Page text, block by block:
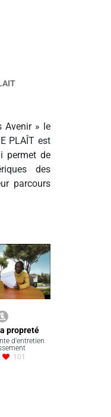
Avenir » le
PLAÎT est
permet de
des
parcours
propreté
d'entretien
101